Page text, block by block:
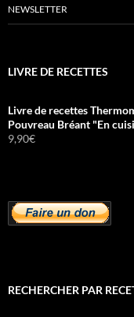
NEWSLETTER
LIVRE DE RECETTES
Livre de recettes
Pouvreau Bréant "En
9,90€
RECHERCHER PAR